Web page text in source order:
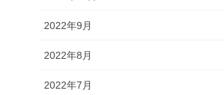
2022年9月
2022年8月
2022年7月